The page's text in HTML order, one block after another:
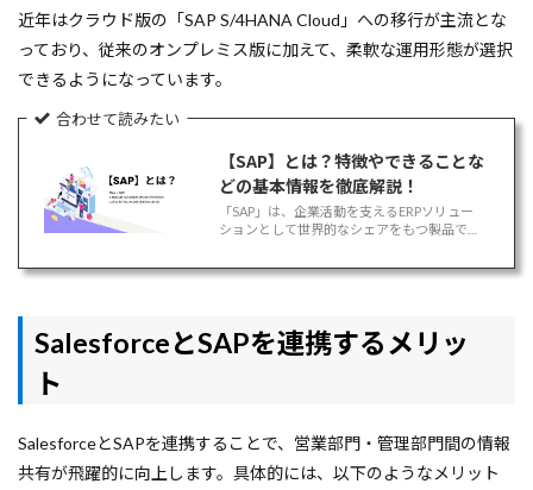
近年はクラウド版の「SAP S/4HANA Cloud」への移行が主流とな
っており、従来のオンプレミス版に加えて、柔軟な運用形態が選択
できるようになっています。
合わせて読みたい
【SAP】とは？特徴やできることな
どの基本情報を徹底解説！
「SAP」は、企業活動を支えるERPソリュー
ションとして世界的なシェアをもつ製品です
ともあるのではないでしょうか。 そこで本記
事では、SAPとはそもそも何なのか、どんな
SalesforceとSAPを連携するメリッ
ト
SalesforceとSAPを連携することで、営業部門・管理部門間の情報
共有が飛躍的に向上します。具体的には、以下のようなメリット